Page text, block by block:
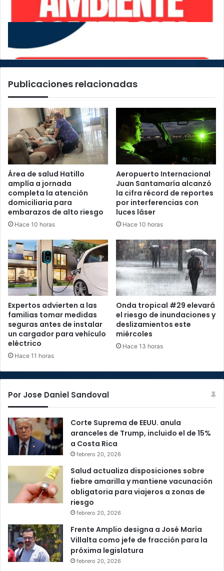
Infórmese aquí sobre las noticias del ambiente comercial en el
Infórmese aquí sobre las noticias del ambiente
Publicaciones relacionadas
Área de salud Hatillo
amplía a jornada
completa la atención
domiciliaria para
embarazos de alto riesgo
Hace 10 horas
Aeropuerto Internacional
Juan Santamaría alcanzó
la cifra récord de reportes
por interferencias con
luces láser
Hace 10 horas
Expertos advierten a las
familias tomar medidas
seguras antes de instalar
un cargador para vehículo
eléctrico
Hace 11 horas
Onda tropical #29 elevará
el riesgo de inundaciones y
deslizamientos este
miércoles
Hace 13 horas
Por Jose Daniel Sandoval
Corte Suprema de EEUU. anula
aranceles de Trump, incluido el de 15%
a Costa Rica
febrero 20, 2026
Salud actualiza disposiciones sobre
fiebre amarilla y mantiene vacunación
obligatoria para viajeros a zonas de
riesgo
febrero 20, 2026
Frente Amplio designa a José María
Villalta como jefe de fracción para la
próxima legislatura
febrero 20, 2026